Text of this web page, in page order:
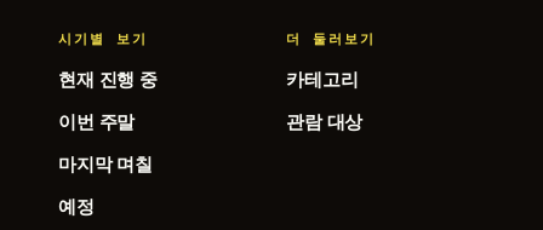
시기별 보기
현재 진행 중
이번 주말
마지막 며칠
예정
더 둘러보기
카테고리
관람 대상